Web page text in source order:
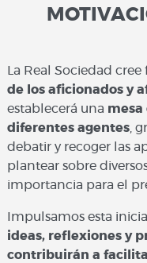
La Real Sociedad
de los aficionados y
establecerá una mesa
diferentes agentes,
debatir y recoger las
plantear sobre
importancia para el
Impulsamos esta
ideas, reflexiones y
contribuirán a